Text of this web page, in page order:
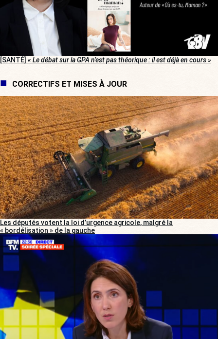
[SANTÉ] « Le débat sur la GPA n’est pas théorique : il est déjà en cours »
CORRECTIFS ET MISES À JOUR
Les députés votent la loi d’urgence agricole, malgré la
« bordélisation » de la gauche